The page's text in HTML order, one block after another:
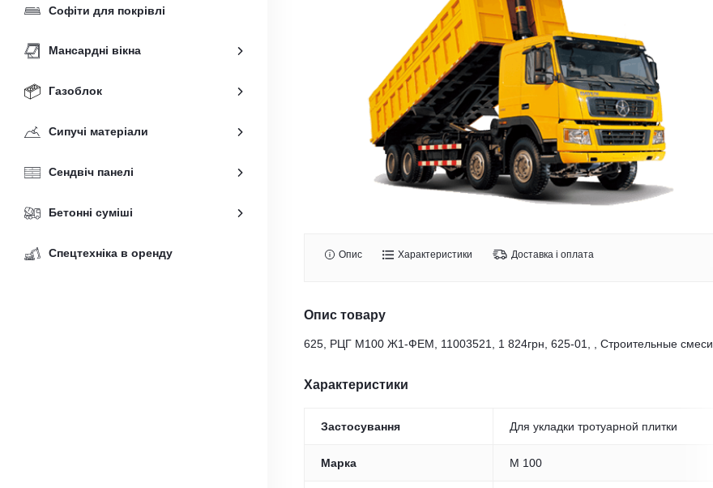
Софіти для покрівлі
Мансардні вікна
Газоблок
Сипучі матеріали
Сендвіч панелі
Бетонні суміші
Спецтехніка в оренду
Опис
Характеристики Доставка і оплата
Опис товару
625, РЦГ М100 Ж1-ФЕМ, 11003521, 1 824грн, 625-01, , Строительные смеси
Характеристики
Застосування Для укладки тротуарной плитки
Марка M 100